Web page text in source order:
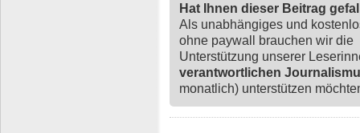
Hat Ihnen dieser Beitrag
Als unabhängiges und
ohne paywall brauchen wir die
Unterstützung unserer
verantwortlichen
monatlich) unterstützen